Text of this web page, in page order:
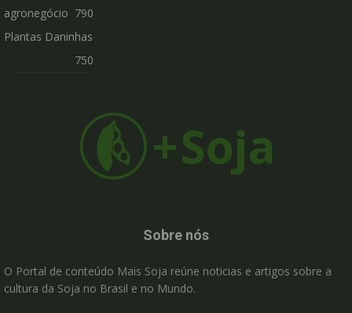
agronegócio 790
Plantas Daninhas
750
Sobre nós
O Portal de conteúdo Mais Soja reúne noticias e artigos sobre a
cultura da Soja no Brasil e no Mundo.